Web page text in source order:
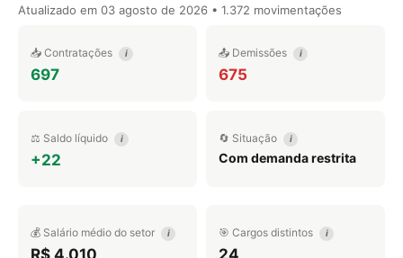
Atualizado em 03 agosto de 2026 • 1.372 movimentações
📥 Contratações i
697
📤 Demissões i
675
⚖️ Saldo líquido i
+22
🔄 Situação i
Com demanda restrita
💰 Salário médio do setor i
R$ 4.010
🎯 Cargos distintos i
24